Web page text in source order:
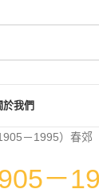
於我們
－1995）春郊
－